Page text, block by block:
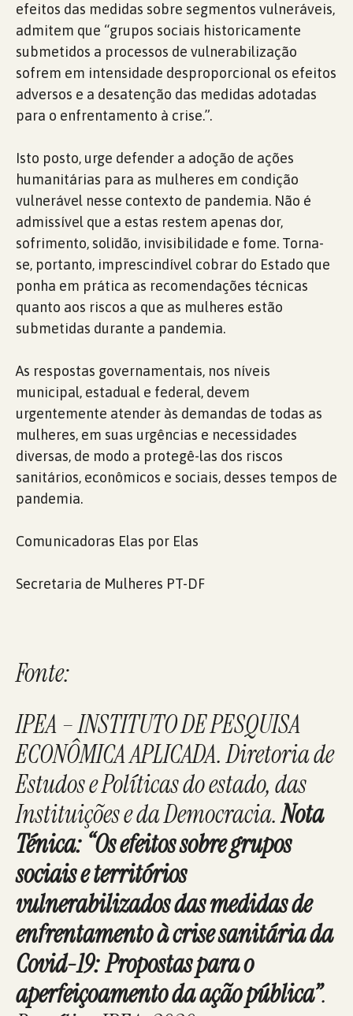
efeitos das medidas sobre segmentos vulneráveis,
admitem que “grupos sociais historicamente
submetidos a processos de vulnerabilização
sofrem em intensidade desproporcional os efeitos
adversos e a desatenção das medidas adotadas
para o enfrentamento à crise.”.
Isto posto, urge defender a adoção de ações
humanitárias para as mulheres em condição
vulnerável nesse contexto de pandemia. Não é
admissível que a estas restem apenas dor,
sofrimento, solidão, invisibilidade e fome. Torna-
se, portanto, imprescindível cobrar do Estado que
ponha em prática as recomendações técnicas
quanto aos riscos a que as mulheres estão
submetidas durante a pandemia.
As respostas governamentais, nos níveis
municipal, estadual e federal, devem
urgentemente atender às demandas de todas as
mulheres, em suas urgências e necessidades
diversas, de modo a protegê-las dos riscos
sanitários, econômicos e sociais, desses tempos de
pandemia.
Comunicadoras Elas por Elas
Secretaria de Mulheres PT-DF
Fonte:
IPEA – INSTITUTO DE PESQUISA
ECONÔMICA APLICADA. Diretoria de
Estudos e Políticas do estado, das
Instituições e da Democracia.Nota
Ténica: “Os efeitos sobre grupos
sociais e territórios
vulnerabilizados das medidas de
enfrentamento à crise sanitária da
Covid-19: Propostas para o
aperfeiçoamento da ação pública”.